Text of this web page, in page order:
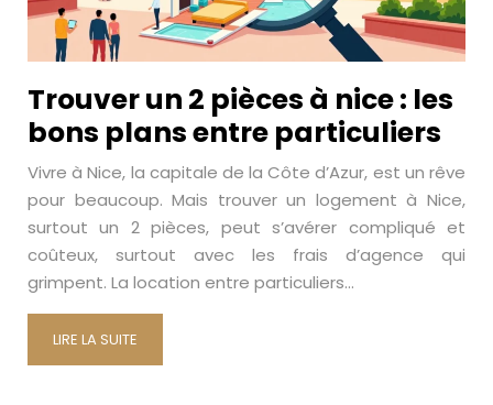
Trouver un 2 pièces à nice : les
bons plans entre particuliers
Vivre à Nice, la capitale de la Côte d’Azur, est un rêve
pour beaucoup. Mais trouver un logement à Nice,
surtout un 2 pièces, peut s’avérer compliqué et
coûteux, surtout avec les frais d’agence qui
grimpent. La location entre particuliers…
LIRE LA SUITE